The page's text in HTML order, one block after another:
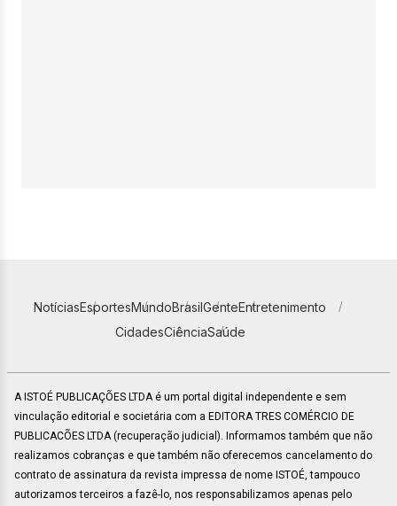
NotíciasEsportesMundoBrasilGenteEntretenimento
CidadesCiênciaSaúde
A ISTOÉ PUBLICAÇÕES LTDA é um portal digital independente e sem
vinculação editorial e societária com a EDITORA TRES COMÉRCIO DE
PUBLICACÕES LTDA (recuperação judicial). Informamos também que não
realizamos cobranças e que também não oferecemos cancelamento do
contrato de assinatura da revista impressa de nome ISTOÉ, tampouco
autorizamos terceiros a fazê-lo, nos responsabilizamos apenas pelo